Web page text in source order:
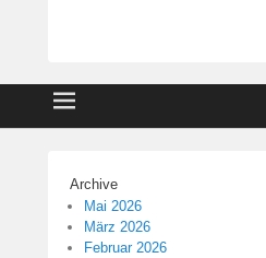
Archive
Mai 2026
März 2026
Februar 2026